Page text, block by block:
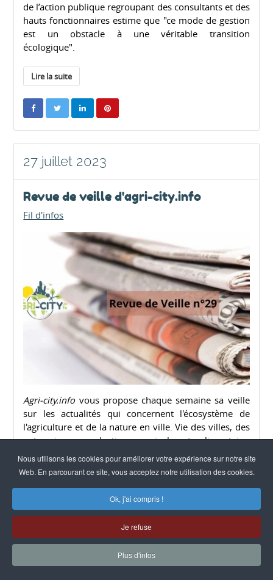
de l’action publique regroupant des consultants et des
hauts fonctionnaires estime que "ce mode de gestion
est un obstacle à une véritable transition
écologique".
Lire la suite
27 juillet 2023
Revue de veille d'agri-city.info
Fil d'infos
Agri-city.infovous propose chaque semaine sa veille
sur les actualités qui concernent l'écosystème de
l'agriculture et de la nature en ville. Vie des villes, des
entreprises, productions agricole et alimentaire,
recherche, décrets, financements, réglementations...
Nous utilisons les cookies pour améliorer votre expérience sur notre site
Web. En parcourant ce site, vous acceptez notre utilisation des cookies.
Ok, j'ai compris !
Je refuse
Plus d'infos